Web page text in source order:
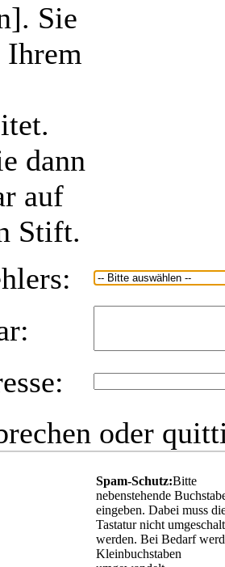
Sie
Ihrem
dann
auf
Stift.
oder
Spam-Schutz:Bitte
nebenstehende
eingeben. Dabei muss
Tastatur nicht
werden. Bei Bedarf
Kleinbuchstaben